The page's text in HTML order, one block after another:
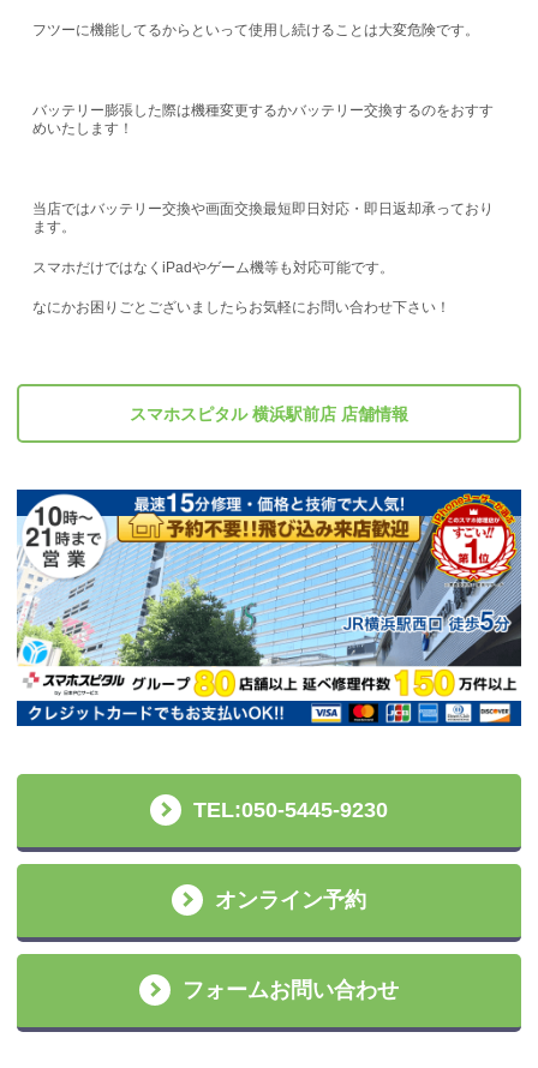
フツーに機能してるからといって使用し続けることは大変危険です。
バッテリー膨張した際は機種変更するかバッテリー交換するのをおすす
めいたします！
当店ではバッテリー交換や画面交換最短即日対応・即日返却承っており
ます。
スマホだけではなくiPadやゲーム機等も対応可能です。
なにかお困りごとございましたらお気軽にお問い合わせ下さい！
スマホスピタル 横浜駅前店 店舗情報
TEL:050-5445-9230
オンライン予約
フォームお問い合わせ